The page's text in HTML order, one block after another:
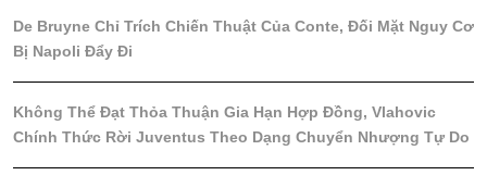
De Bruyne Chỉ Trích Chiến Thuật Của Conte, Đối Mặt Nguy Cơ
Bị Napoli Đẩy Đi
Không Thể Đạt Thỏa Thuận Gia Hạn Hợp Đồng, Vlahovic
Chính Thức Rời Juventus Theo Dạng Chuyển Nhượng Tự Do